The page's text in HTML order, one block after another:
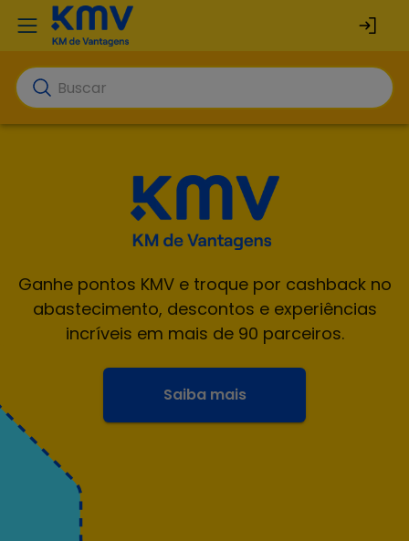
Ganhe pontos KMV e troque por cashback no
abastecimento, descontos e experiências
incríveis em mais de 90 parceiros.
Saiba mais